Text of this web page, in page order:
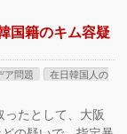
国籍のキム容疑
ア問題
在日韓国人の
たとして、大阪